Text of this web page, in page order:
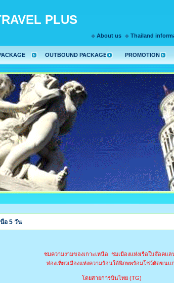
About us Thailand
PLUS
OUTBOUND PACKAGE PROMOTION
อ 5 วัน
ชมความงามของเกาะเหนือ ชมเมืองแห่งเรือใบอ๊อคแล
ท่องเที่ยวเมืองแห่งความร้อนใต้พิภพพร้อมโชว์ตัดขนแ
โดยสายการบินไทย (TG)